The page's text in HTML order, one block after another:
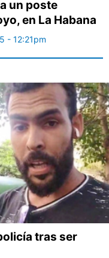
un poste
en La Habana
- 12:21pm
tras ser